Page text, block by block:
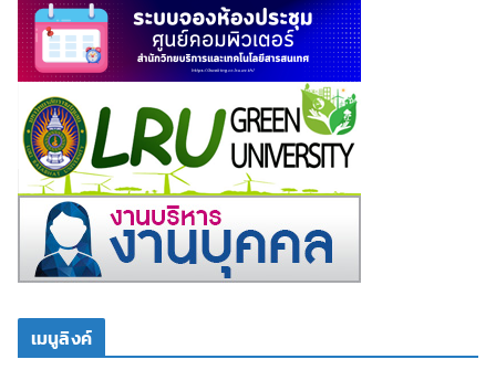
เมนูลิงค์